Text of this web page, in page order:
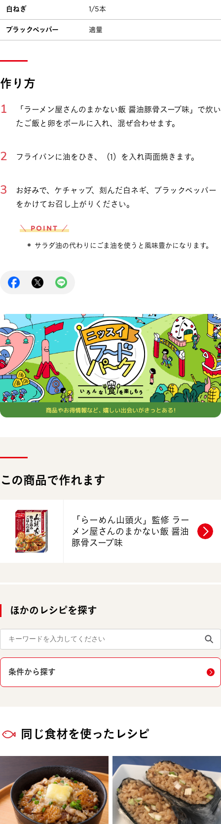
白ねぎ 1/5本
ブラックペッパー 適量
作り方
「ラーメン屋さんのまかない飯 醤油豚骨スープ味」で炊い
たご飯と卵をボールに入れ、混ぜ合わせます。
フライパンに油をひき、（1）を入れ両面焼きます。
お好みで、ケチャップ、刻んだ白ネギ、ブラックペッパー
をかけてお召し上がりください。
＼ POINT ／
サラダ油の代わりにごま油を使うと風味豊かになります。
この商品で作れます
「らーめん山頭火」監修 ラー
メン屋さんのまかない飯 醤油
豚骨スープ味
ほかのレシピを探す
条件から探す
同じ食材を使ったレシピ